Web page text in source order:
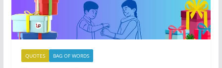
QUOTES BAG OF WORDS